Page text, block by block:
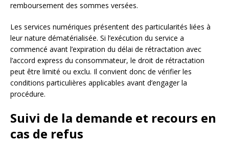
remboursement des sommes versées.
Les services numériques présentent des particularités liées à
leur nature dématérialisée. Si l’exécution du service a
commencé avant l’expiration du délai de rétractation avec
l’accord express du consommateur, le droit de rétractation
peut être limité ou exclu. Il convient donc de vérifier les
conditions particulières applicables avant d’engager la
procédure.
Suivi de la demande et recours en
cas de refus